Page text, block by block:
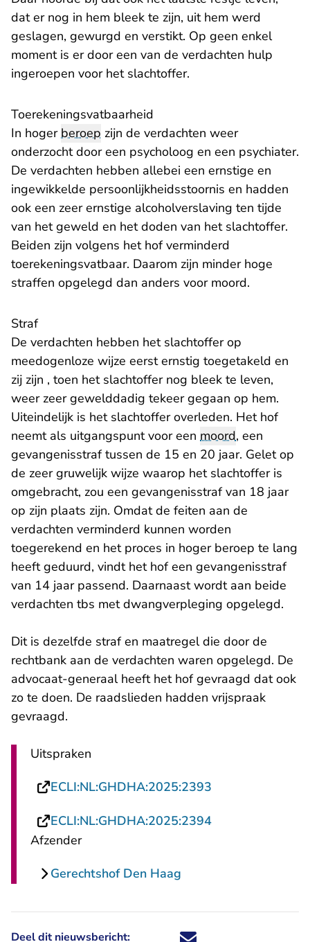
dat er nog in hem bleek te zijn, uit hem werd
geslagen, gewurgd en verstikt. Op geen enkel
moment is er door een van de verdachten hulp
ingeroepen voor het slachtoffer.
Toerekeningsvatbaarheid
In hogerberoep zijn de verdachten weer
onderzocht door een psycholoog en een psychiater.
De verdachten hebben allebei een ernstige en
ingewikkelde persoonlijkheidsstoornis en hadden
ook een zeer ernstige alcoholverslaving ten tijde
van het geweld en het doden van het slachtoffer.
Beiden zijn volgens het hof verminderd
toerekeningsvatbaar. Daarom zijn minder hoge
straffen opgelegd dan anders voor moord.
Straf
De verdachten hebben het slachtoffer op
meedogenloze wijze eerst ernstig toegetakeld en
zij zijn , toen het slachtoffer nog bleek te leven,
weer zeer gewelddadig tekeer gegaan op hem.
Uiteindelijk is het slachtoffer overleden. Het hof
neemt als uitgangspunt voor een moord, een
gevangenisstraf tussen de 15 en 20 jaar. Gelet op
de zeer gruwelijk wijze waarop het slachtoffer is
omgebracht, zou een gevangenisstraf van 18 jaar
op zijn plaats zijn. Omdat de feiten aan de
verdachten verminderd kunnen worden
toegerekend en het proces in hoger beroep te lang
heeft geduurd, vindt het hof een gevangenisstraf
van 14 jaar passend. Daarnaast wordt aan beide
verdachten tbs met dwangverpleging opgelegd.
Dit is dezelfde straf en maatregel die door de
rechtbank aan de verdachten waren opgelegd. De
advocaat-generaal heeft het hof gevraagd dat ook
zo te doen. De raadslieden hadden vrijspraak
gevraagd.
Uitspraken
ECLI:NL:GHDHA:2025:2393
ECLI:NL:GHDHA:2025:2394- U verlaat
Afzender
Gerechtshof Den Haag
Deel dit nieuwsbericht: Deel dit nieuwsbericht via X -
Deel dit nieuwsbericht via
Deel dit nieuwsbericht
Deel dit